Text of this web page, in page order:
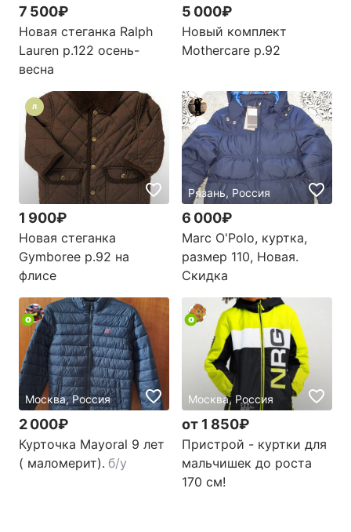
7 500₽
Новая стеганка Ralph
Lauren р.122 осень-
весна
5 000₽
Новый комплект
Mothercare р.92
Л
1 900₽
Новая стеганка
Gymboree р.92 на
флисе
Рязань, Россия
6 000₽
Marc O'Polo, куртка,
размер 110, Новая.
Скидка
Москва, Россия
2 000₽
Курточка Мayoral 9 лет
( маломерит). б/у
Москва, Россия
от 1 850₽
Пристрой - куртки для
мальчишек до роста
170 см!